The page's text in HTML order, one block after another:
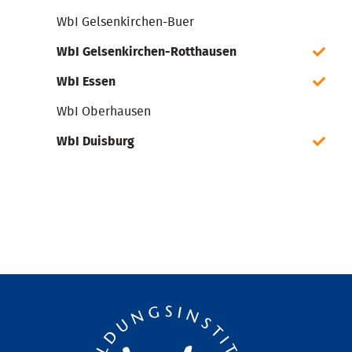
WbI Gelsenkirchen-Buer
WbI Gelsenkirchen-Rotthausen
WbI Essen
WbI Oberhausen
WbI Duisburg